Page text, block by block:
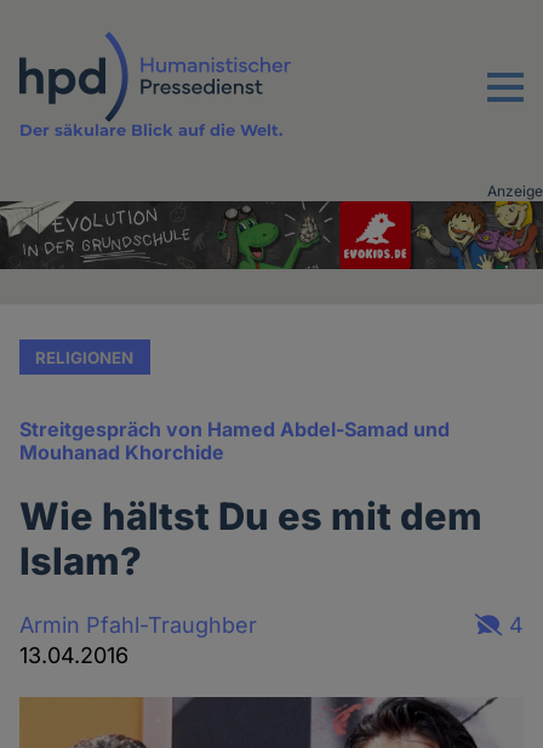
Inhalt
Menu
Der säkulare Blick auf die Welt.
Advertising
vor
Anzeige
RELIGIONEN
Streitgespräch von Hamed Abdel-Samad und
Mouhanad Khorchide
Wie hältst Du es mit dem
Islam?
Armin Pfahl-Traughber
13.04.2016
4